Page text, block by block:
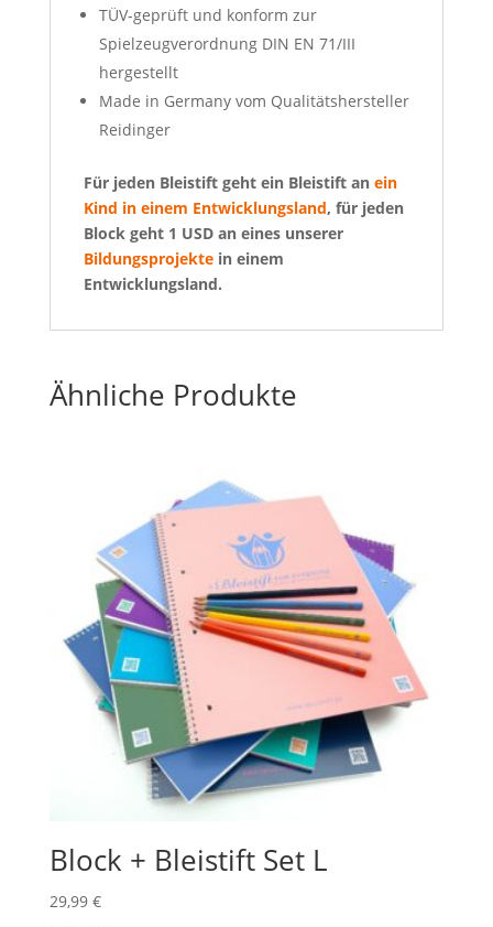
TÜV-geprüft und konform zur
Spielzeugverordnung DIN EN 71/III
hergestellt
Made in Germany vom Qualitätshersteller
Reidinger
Für jeden Bleistift geht ein Bleistift an ein
Kind in einem Entwicklungsland, für jeden
Block geht 1 USD an eines unserer
Bildungsprojektein einem
Entwicklungsland.
Ähnliche Produkte
Block + Bleistift Set L
29,99 €